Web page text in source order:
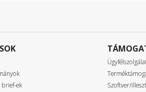
brief-ek
Szoftver/